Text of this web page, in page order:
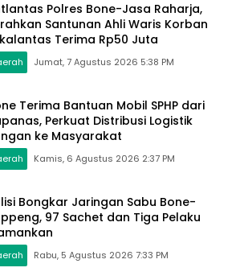
Polres Bone-Jasa Raharja,
Santunan Ahli Waris Korban
Terima Rp50 Juta
Jumat, 7 Agustus 2026 5:38 PM
Terima Bantuan Mobil SPHP dari
Perkuat Distribusi Logistik
ke Masyarakat
Kamis, 6 Agustus 2026 2:37 PM
Bongkar Jaringan Sabu Bone-
97 Sachet dan Tiga Pelaku
Rabu, 5 Agustus 2026 7:33 PM